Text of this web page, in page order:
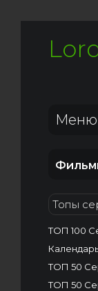
Меню
Топы
ТОП 100
ТОП 50
ТОП 50